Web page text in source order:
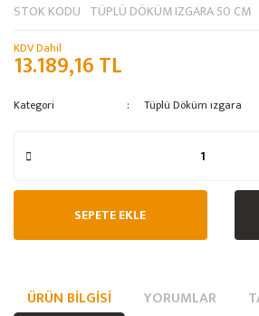
STOK KODU TÜPLÜ DÖKÜM IZGARA 50 CM
KDV Dahil
13.189,16 TL
Kategori Tüplü Döküm ızgara
SEPETE EKLE
ÜRÜN BILGISI YORUMLAR